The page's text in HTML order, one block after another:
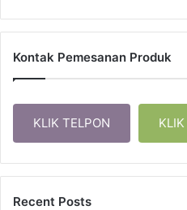
Kontak Pemesanan Produk
KLIK TELPON
Recent Posts